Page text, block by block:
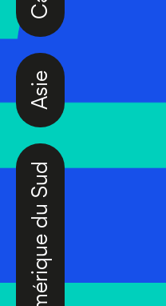
Amérique du Sud
Asie